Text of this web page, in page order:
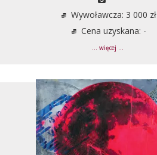
Wywoławcza: 3 000 zł
Cena uzyskana: -
... więcej ...